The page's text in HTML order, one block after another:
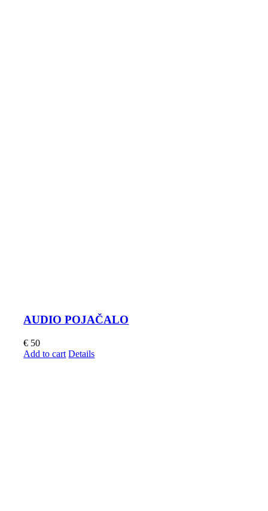
AUDIO POJAČALO
€ 50
Add to cart Details